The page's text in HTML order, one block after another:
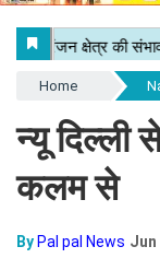
Home
न्यू दिल्ली
कलम से
By Pal pal News Jun